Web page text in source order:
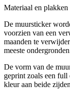
Materiaal en plakken
De muursticker
voorzien van een
maanden te
meeste
De vorm van de
geprint zoals een
kleur aan beide